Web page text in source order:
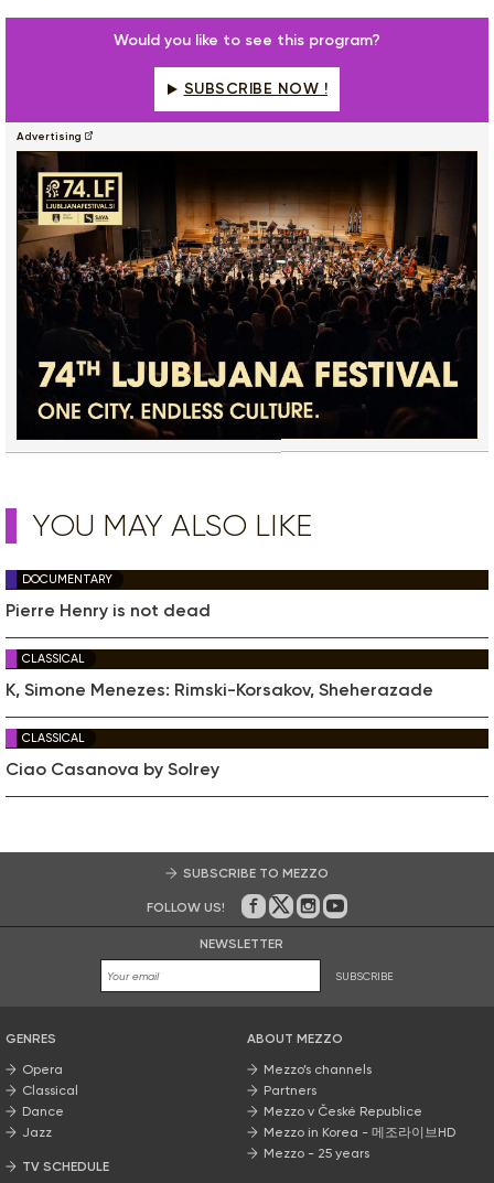
Would you like to see this program?
SUBSCRIBE NOW !
Advertising
YOU MAY ALSO LIKE
DOCUMENTARY
Pierre Henry is not dead
CLASSICAL
K, Simone Menezes: Rimski-Korsakov, Sheherazade
CLASSICAL
Ciao Casanova by Solrey
SUBSCRIBE TO MEZZO
FOLLOW US! On Facebook
on Twitter
on Instagram
on Youtube
NEWSLETTER
SUBSCRIBE
GENRES
Opera
Classical
Dance
Jazz
TV SCHEDULE
ABOUT MEZZO
Mezzo’s channels
Partners
Mezzo v České Republice
Mezzo in Korea - 메조라이브HD
Mezzo - 25 years